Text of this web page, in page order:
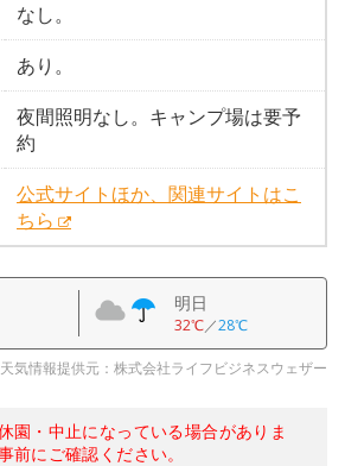
なし。
あり。
夜間照明なし。キャンプ場は要予
約
公式サイトほか、関連サイトはこ
ちら
明日
32℃／28℃
天気情報提供元：株式会社ライフビジネスウェザー
園・中止になっている場合がありま
前にご確認ください。